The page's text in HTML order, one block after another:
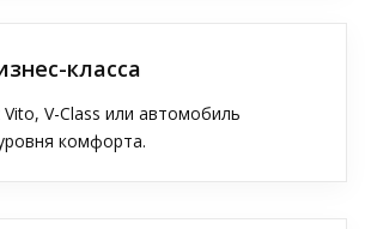
класса
V-Class или автомобиль
комфорта.